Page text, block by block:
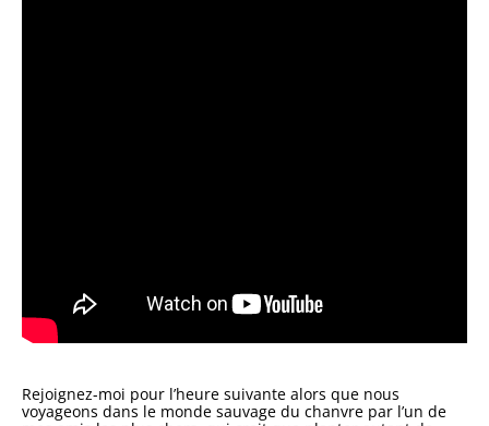
Rejoignez-moi pour l’heure suivante alors que nous
voyageons dans le monde sauvage du chanvre par l’un de